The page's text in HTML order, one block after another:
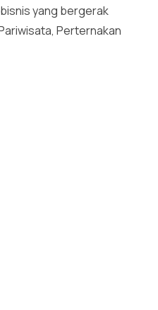
yang bergerak
Perternakan